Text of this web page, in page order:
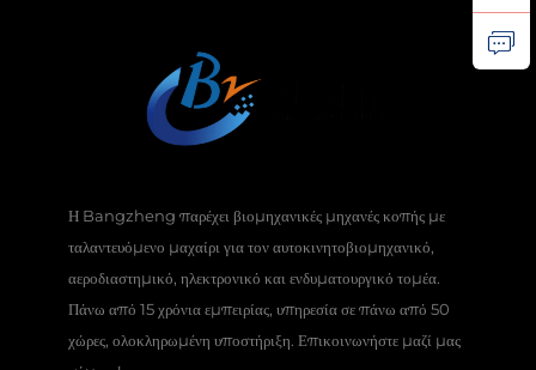
Η Bangzheng παρέχει βιομηχανικές μηχανές κοπής με
ταλαντευόμενο μαχαίρι για τον αυτοκινητοβιομηχανικό,
αεροδιαστημικό, ηλεκτρονικό και ενδυματουργικό τομέα.
Πάνω από 15 χρόνια εμπειρίας, υπηρεσία σε πάνω από 50
χώρες, ολοκληρωμένη υποστήριξη. Επικοινωνήστε μαζί μας